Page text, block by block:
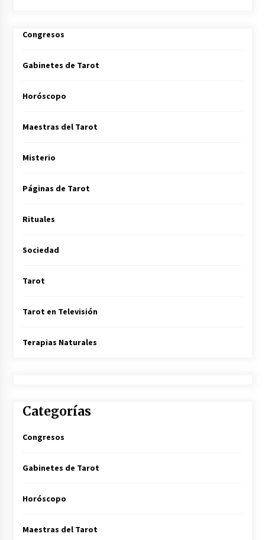
Congresos
Gabinetes de Tarot
Horóscopo
Maestras del Tarot
Misterio
Páginas de Tarot
Rituales
Sociedad
Tarot
Tarot en Televisión
Terapias Naturales
Categorías
Congresos
Gabinetes de Tarot
Horóscopo
Maestras del Tarot